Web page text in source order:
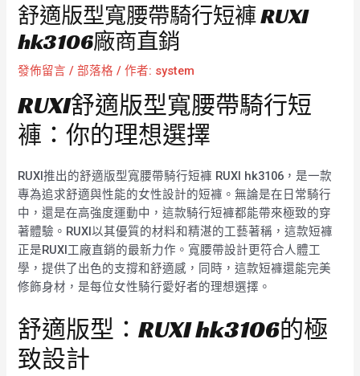
舒適版型寬腰帶騎行短褲 RUXI
hk3106廠商直銷
發佈留言 /部落格 / 作者: system
RUXI舒適版型寬腰帶騎行短
褲：你的理想選擇
RUXI推出的舒適版型寬腰帶騎行短褲 RUXI hk3106，是一款
專為追求舒適與性能的女性設計的短褲。無論是在日常騎行
中，還是在高強度運動中，這款騎行短褲都能帶來極致的穿
著體驗。RUXI以其優質的材料和精湛的工藝著稱，這款短褲
正是RUXI工廠直銷的最新力作。寬腰帶設計更符合人體工
學，提供了出色的支撐和舒適感，同時，這款短褲還能完美
修飾身材，是每位女性騎行愛好者的理想選擇。
舒適版型：RUXI hk3106的極
致設計